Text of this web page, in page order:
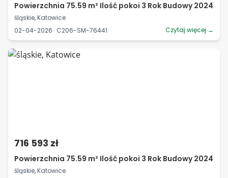
Powierzchnia 75.59 m² Ilość pokoi 3 Rok Budowy 2024
śląskie, Katowice
02-04-2026 · C206-SM-76441
Czytaj więcej →
716 593 zł
Powierzchnia 75.59 m² Ilość pokoi 3 Rok Budowy 2024
śląskie, Katowice